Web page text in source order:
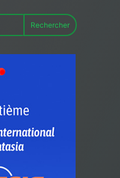
Rechercher